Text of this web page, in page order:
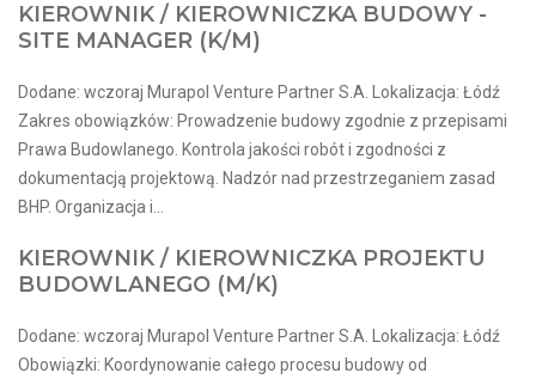
KIEROWNIK / KIEROWNICZKA BUDOWY -
SITE MANAGER (K/M)
Dodane: wczoraj Murapol Venture Partner S.A. Lokalizacja: Łódź
Zakres obowiązków: Prowadzenie budowy zgodnie z przepisami
Prawa Budowlanego. Kontrola jakości robót i zgodności z
dokumentacją projektową. Nadzór nad przestrzeganiem zasad
BHP. Organizacja i...
KIEROWNIK / KIEROWNICZKA PROJEKTU
BUDOWLANEGO (M/K)
Dodane: wczoraj Murapol Venture Partner S.A. Lokalizacja: Łódź
Obowiązki: Koordynowanie całego procesu budowy od